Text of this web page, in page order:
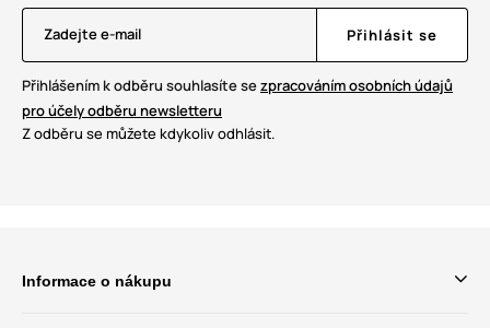
Zadejte e-mail Přihlásit se
Přihlášením k odběru souhlasíte sezpracováním osobních údajů
pro účely odběru newsletteru
Z odběru se můžete kdykoliv odhlásit.
Informace o nákupu